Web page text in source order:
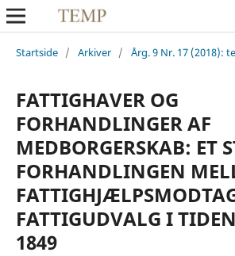
Startside / Arkiver / Årg. 9 Nr. 17 (2018):
FATTIGHAVER OG
FORHANDLINGER AF
MEDBORGERSKAB: ET
FORHANDLINGEN
FATTIGUDVALG I
1849